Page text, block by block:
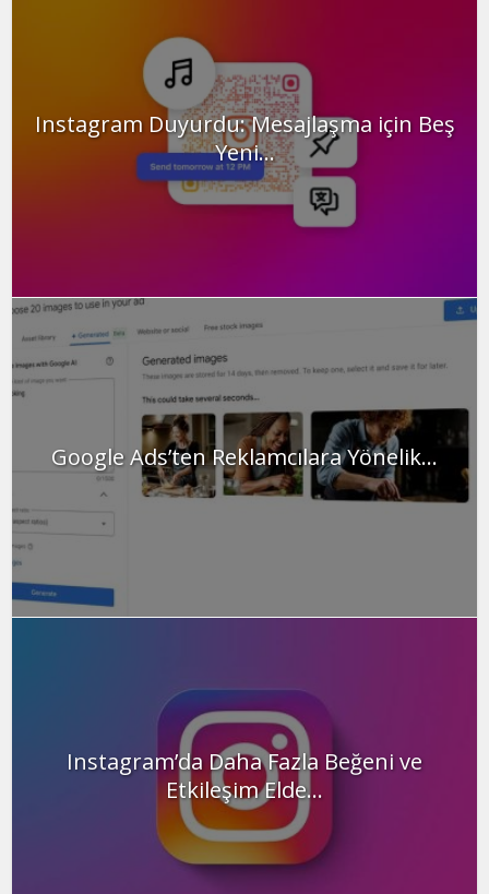
Instagram Duyurdu: Mesajlaşma için Beş
Yeni...
Google Ads’ten Reklamcılara Yönelik...
Instagram’da Daha Fazla Beğeni ve
Etkileşim Elde...